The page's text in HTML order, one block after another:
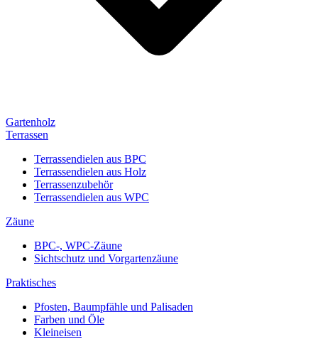
Gartenholz
Terrassen
Terrassendielen aus BPC
Terrassendielen aus Holz
Terrassenzubehör
Terrassendielen aus WPC
Zäune
BPC-, WPC-Zäune
Sichtschutz und Vorgartenzäune
Praktisches
Pfosten, Baumpfähle und Palisaden
Farben und Öle
Kleineisen